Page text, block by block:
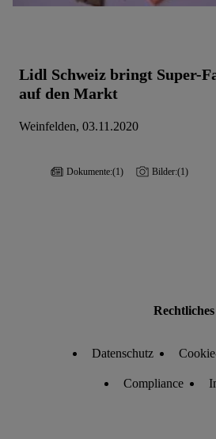
Lidl Schweiz bringt Super-
auf den Markt
Weinfelden, 03.11.2020
Dokumente:(1) Bilder:(1)
Rechtliches
Datenschutz
Compliance